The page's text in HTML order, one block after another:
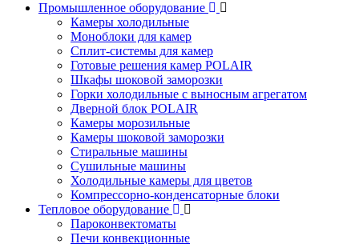
Промышленное оборудование
Камеры холодильные
Моноблоки для камер
Сплит-системы для камер
Готовые решения камер POLAIR
Шкафы шоковой заморозки
Горки холодильные с выносным агрегатом
Дверной блок POLAIR
Камеры морозильные
Камеры шоковой заморозки
Стиральные машины
Сушильные машины
Холодильные камеры для цветов
Компрессорно-конденсаторные блоки
Тепловое оборудование
Пароконвектоматы
Печи конвекционные